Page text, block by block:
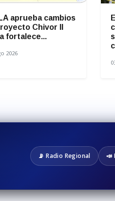
aprueba cambios
Chivor II
fortalece...
2026
📡 Radio Regional 📣